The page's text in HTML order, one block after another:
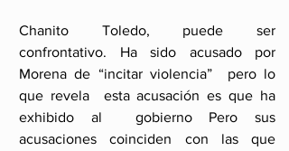
Chanito Toledo, puede ser
confrontativo. Ha sido acusado por
Morena de “incitar violencia”  pero lo
que revela  esta acusación es que ha
exhibido al  gobierno Pero sus
acusaciones coinciden con las que